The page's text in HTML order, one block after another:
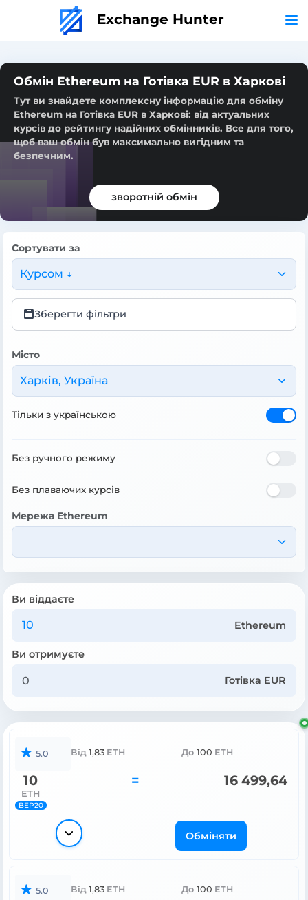
Exchange Hunter
Обмін Ethereum на Готівка EUR в Харкові
Тут ви знайдете комплексну інформацію для обміну
Ethereum на Готівка EUR в Харкові: від актуальних
курсів до рейтингу надійних обмінників. Все для того,
щоб ваш обмін був максимально вигідним та
безпечним.
зворотній обмін
Сортувати за
Курсом ↓
Зберегти фільтри
Місто
Харків, Україна
Тільки з українською
Без ручного режиму
Без плаваючих курсів
Мережа Ethereum
Ви віддаєте
Ethereum
Ви отримуєте
Готівка EUR
5.0 Від 1,83 ETH До 100 ETH
10
ETH
BEP20
= 16 499,64
Обміняти
5.0 Від 1,83 ETH До 100 ETH